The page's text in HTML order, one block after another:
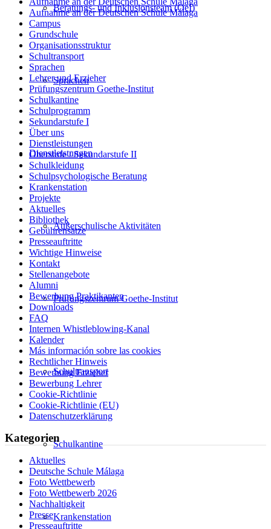
Beratungs- und Inklusionsteam (OeI)
Sprachen
Dienstleistungen
Außerschulische Aktivitäten
Prüfungszentrum Goethe-Institut
Schultransport
Schulkantine
Krankenstation
Aufnahme an der Deutschen Schule Málaga
Campus
Grundschule
Organisationsstruktur
Schultransport
Sprachen
Lehrer und Erzieher
Prüfungszentrum Goethe-Institut
Schulkantine
Schulprogramm
Sekundarstufe I
Über uns
Dienstleistungen
Oberstufe / Sekundarstufe II
Schulkleidung
Schulpsychologische Beratung
Krankenstation
Projekte
Aktuelles
Bibliothek
Gebührensätze
Presseauftritte
Wichtige Hinweise
Kontakt
Stellenangebote
Alumni
Bewerbung Praktikanten
Downloads
FAQ
Internen Whistleblowing-Kanal
Kalender
Más información sobre las cookies
Rechtlicher Hinweis
Bewerbung Erzieher
Bewerbung Lehrer
Cookie-Richtlinie
Cookie-Richtlinie (EU)
Datenschutzerklärung
Kategorien
Aktuelles
Deutsche Schule Málaga
Foto Wettbewerb
Foto Wettbewerb 2026
Nachhaltigkeit
Presse
Presseauftritte